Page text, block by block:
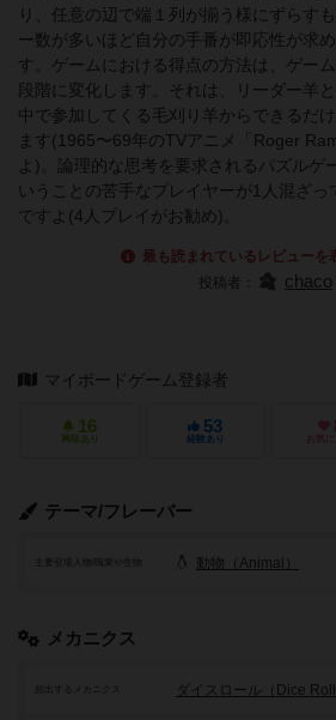
り、任意の辺で端１列が揃う様にずらす
ー数が多いほど自分の手番が即応性が求
す。ゲームにおける得点の方法は、ゲー
段階に変化します。それは、リーダー羊
中で参加してくる毛刈り羊からできるだ
ます(1965〜69年のTVアニメ「Roger
よ)。論理的な思考を要求されるパズルゲ
いうことの苦手なプレイヤーが1人混ざっ
ですよ(4人プレイがお勧め)。
最も読まれているレビューを
投稿者：
chaco
マイボードゲーム登録者
16
興味あり
53
経験あり お気に
テーマ/フレーバー
動物（Animal）
メカニクス
頻出するメカニクス ダイスロール（Dice